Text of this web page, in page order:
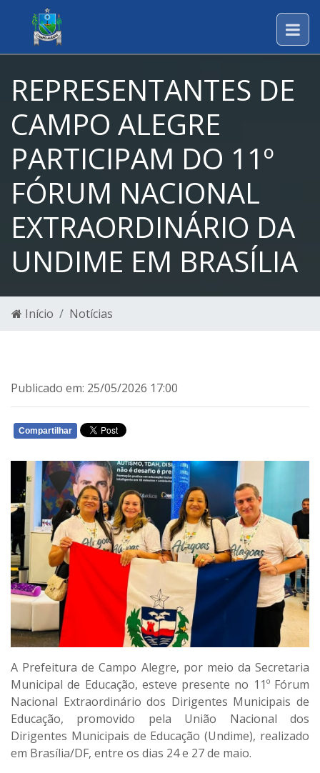
REPRESENTANTES DE
CAMPO ALEGRE
PARTICIPAM DO 11º
FÓRUM NACIONAL
EXTRAORDINÁRIO DA
UNDIME EM BRASÍLIA
Início Notícias
Publicado em: 25/05/2026 17:00
Compartilhar
A Prefeitura de Campo Alegre, por meio da Secretaria
Municipal de Educação, esteve presente no 11º Fórum
Nacional Extraordinário dos Dirigentes Municipais de
Educação, promovido pela União Nacional dos
Dirigentes Municipais de Educação (Undime), realizado
em Brasília/DF, entre os dias 24 e 27 de maio.